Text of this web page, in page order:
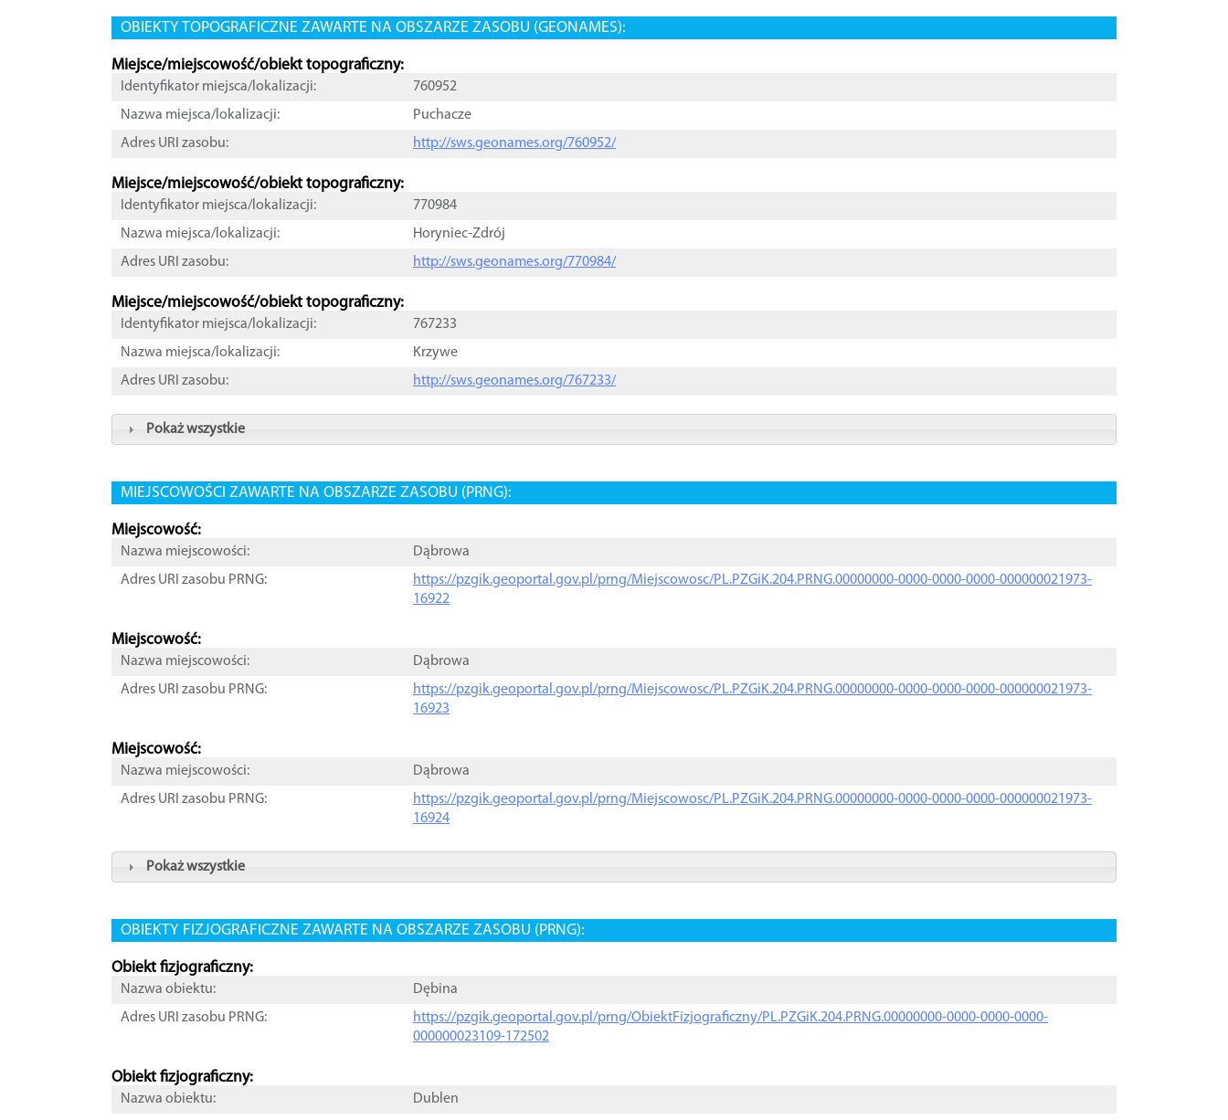
OBIEKTY TOPOGRAFICZNE ZAWARTE NA OBSZARZE ZASOBU (GEONAMES):
Miejsce/miejscowość/obiekt topograficzny:
Identyfikator miejsca/lokalizacji:
760952
Nazwa miejsca/lokalizacji:
Puchacze
Adres URI zasobu:
http://sws.geonames.org/760952/
Miejsce/miejscowość/obiekt topograficzny:
Identyfikator miejsca/lokalizacji:
770984
Nazwa miejsca/lokalizacji:
Horyniec-Zdrój
Adres URI zasobu:
http://sws.geonames.org/770984/
Miejsce/miejscowość/obiekt topograficzny:
Identyfikator miejsca/lokalizacji:
767233
Nazwa miejsca/lokalizacji:
Krzywe
Adres URI zasobu:
http://sws.geonames.org/767233/
Pokaż wszystkie
MIEJSCOWOŚCI ZAWARTE NA OBSZARZE ZASOBU (PRNG):
Miejscowość:
Nazwa miejscowości:
Dąbrowa
Adres URI zasobu PRNG:
https://pzgik.geoportal.gov.pl/prng/Miejscowosc/PL.PZGiK.204.PRNG.00000000-0000-0000-0000-000000021973-
16922
Miejscowość:
Nazwa miejscowości:
Dąbrowa
Adres URI zasobu PRNG:
https://pzgik.geoportal.gov.pl/prng/Miejscowosc/PL.PZGiK.204.PRNG.00000000-0000-0000-0000-000000021973-
16923
Miejscowość:
Nazwa miejscowości:
Dąbrowa
Adres URI zasobu PRNG:
https://pzgik.geoportal.gov.pl/prng/Miejscowosc/PL.PZGiK.204.PRNG.00000000-0000-0000-0000-000000021973-
16924
Pokaż wszystkie
OBIEKTY FIZJOGRAFICZNE ZAWARTE NA OBSZARZE ZASOBU (PRNG):
Obiekt fizjograficzny:
Nazwa obiektu:
Dębina
Adres URI zasobu PRNG:
https://pzgik.geoportal.gov.pl/prng/ObiektFizjograficzny/PL.PZGiK.204.PRNG.00000000-0000-0000-0000-
000000023109-172502
Obiekt fizjograficzny:
Nazwa obiektu: Dublen